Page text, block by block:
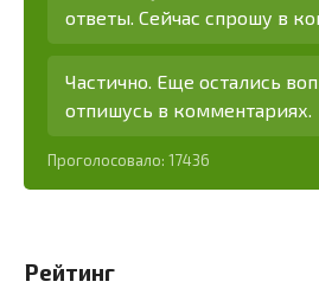
ответы. Сейчас спрошу в
Частично. Еще остались
отпишусь в комментариях.
Проголосовало: 17436
Рейтинг